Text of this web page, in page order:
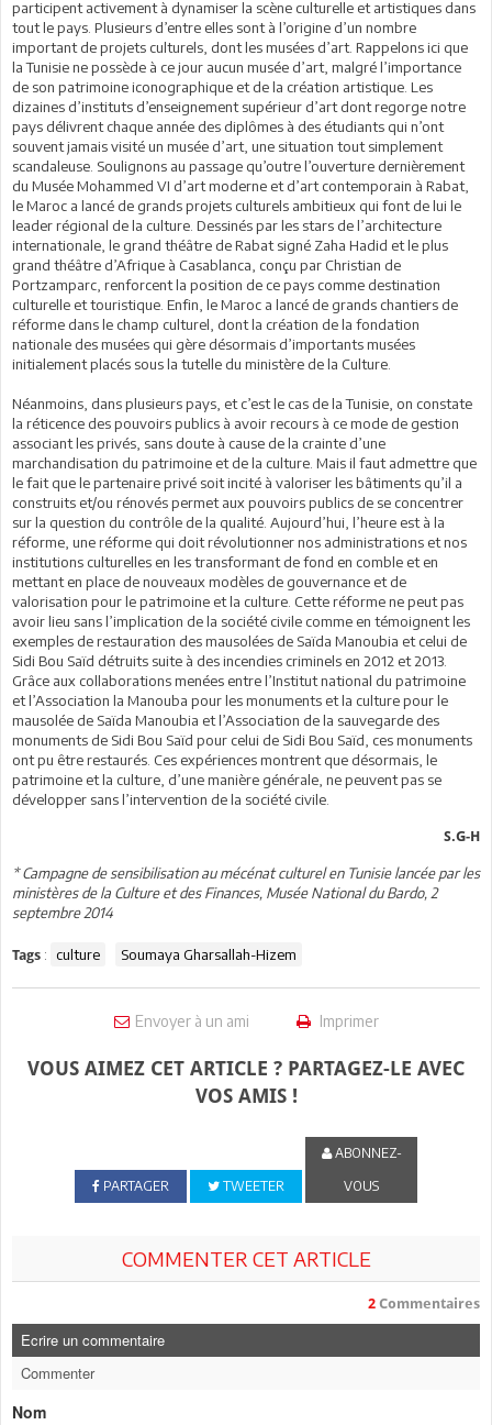
participent activement à dynamiser la scène culturelle et artistiques dans
tout le pays. Plusieurs d’entre elles sont à l’origine d’un nombre
important de projets culturels, dont les musées d’art. Rappelons ici que
la Tunisie ne possède à ce jour aucun musée d’art, malgré l’importance
de son patrimoine iconographique et de la création artistique. Les
dizaines d’instituts d’enseignement supérieur d’art dont regorge notre
pays délivrent chaque année des diplômes à des étudiants qui n’ont
souvent jamais visité un musée d’art, une situation tout simplement
scandaleuse. Soulignons au passage qu’outre l’ouverture dernièrement
du Musée Mohammed VI d’art moderne et d’art contemporain à Rabat,
le Maroc a lancé de grands projets culturels ambitieux qui font de lui le
leader régional de la culture. Dessinés par les stars de l’architecture
internationale, le grand théâtre de Rabat signé Zaha Hadid et le plus
grand théâtre d’Afrique à Casablanca, conçu par Christian de
Portzamparc, renforcent la position de ce pays comme destination
culturelle et touristique. Enfin, le Maroc a lancé de grands chantiers de
réforme dans le champ culturel, dont la création de la fondation
nationale des musées qui gère désormais d’importants musées
initialement placés sous la tutelle du ministère de la Culture.
Néanmoins, dans plusieurs pays, et c’est le cas de la Tunisie, on constate
la réticence des pouvoirs publics à avoir recours à ce mode de gestion
associant les privés, sans doute à cause de la crainte d’une
marchandisation du patrimoine et de la culture. Mais il faut admettre que
le fait que le partenaire privé soit incité à valoriser les bâtiments qu’il a
construits et/ou rénovés permet aux pouvoirs publics de se concentrer
sur la question du contrôle de la qualité. Aujourd’hui, l’heure est à la
réforme, une réforme qui doit révolutionner nos administrations et nos
institutions culturelles en les transformant de fond en comble et en
mettant en place de nouveaux modèles de gouvernance et de
valorisation pour le patrimoine et la culture. Cette réforme ne peut pas
avoir lieu sans l’implication de la société civile comme en témoignent les
exemples de restauration des mausolées de Saïda Manoubia et celui de
Sidi Bou Saïd détruits suite à des incendies criminels en 2012 et 2013.
Grâce aux collaborations menées entre l’Institut national du patrimoine
et l’Association la Manouba pour les monuments et la culture pour le
mausolée de Saïda Manoubia et l’Association de la sauvegarde des
monuments de Sidi Bou Saïd pour celui de Sidi Bou Saïd, ces monuments
ont pu être restaurés. Ces expériences montrent que désormais, le
patrimoine et la culture, d’une manière générale, ne peuvent pas se
développer sans l’intervention de la société civile.
S.G-H
* Campagne de sensibilisation au mécénat culturel en Tunisie lancée par les
ministères de la Culture et des Finances, Musée National du Bardo, 2
septembre 2014
Tags : culture Soumaya Gharsallah-Hizem
Envoyer à un ami Imprimer
VOUS AIMEZ CET ARTICLE ? PARTAGEZ-LE AVEC
VOS AMIS !
PARTAGER TWEETER
ABONNEZ-
VOUS
COMMENTER CET ARTICLE
2 Commentaires
Ecrire un commentaire
Commenter
Nom